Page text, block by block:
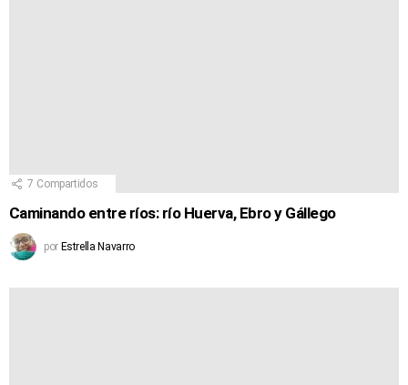
7 Compartidos
Caminando entre ríos: río Huerva, Ebro y Gállego
por Estrella Navarro